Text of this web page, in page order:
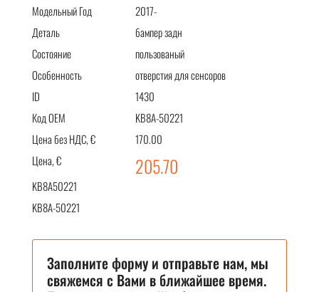
Модельный Год
2017-
Деталь
бампер задн
Состояние
пользованый
Особенность
отверстия для сенсоров
ID
1430
Код OEM
KB8A-50221
Цена без НДС, €
170.00
Цена, €
205.70
KB8A50221
KB8A-50221
Заполните форму и отправьте нам, мы
свяжемся с Вами в ближайшее время.